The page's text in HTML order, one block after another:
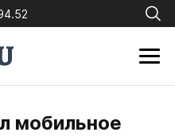
мобильное